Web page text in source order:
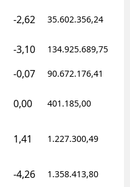
-2,62 35.602.356,24
-3,10 134.925.689,75
-0,07 90.672.176,41
0,00 401.185,00
1,41 1.227.300,49
-4,26 1.358.413,80